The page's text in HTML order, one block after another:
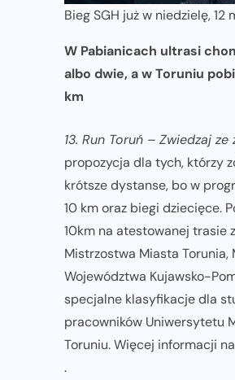
Bieg SGH już w niedzielę, 12
W Pabianicach ultrasi
albo dwie, a w Toruniu
km
13. Run Toruń – Zwiedzaj
propozycja dla tych, którzy
krótsze dystanse, bo w
10 km oraz biegi dziecięce.
10km na atestowanej trasie
Mistrzostwa Miasta Torunia,
Województwa Kujawsko-
specjalne klasyfikacje dla
pracowników Uniwersytetu
Toruniu. Więcej informacji na
.